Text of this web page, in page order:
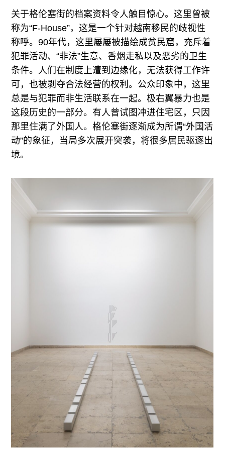
关于格伦塞街的档案资料令人触目惊心。这里曾被
称为“F-House”，这是一个针对越南移民的歧视性
称呼。90年代，这里屡屡被描绘成贫民窟，充斥着
犯罪活动、“非法”生意、香烟走私以及恶劣的卫生
条件。人们在制度上遭到边缘化，无法获得工作许
可，也被剥夺合法经营的权利。公众印象中，这里
总是与犯罪而非生活联系在一起。极右翼暴力也是
这段历史的一部分。有人曾试图冲进住宅区，只因
那里住满了外国人。格伦塞街逐渐成为所谓“外国活
动”的象征，当局多次展开突袭，将很多居民驱逐出
境。